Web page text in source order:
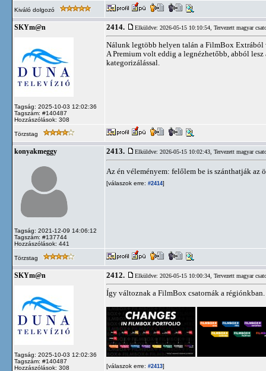
Kiváló dolgozó
SKYm@n
Tagság: 2025-10-03 12:02:36
Tagszám: #140487
Hozzászólások: 308
2414. Elküldve: 2026-05-15 10:10:54, Tervezett magyar
Nálunk legtöbb helyen talán a FilmBox
A Premium volt eddig a legnézhetőbb, abból
kategorizálással.
Törzstag
konyakmeggy
Tagság: 2021-12-09 14:06:12
Tagszám: #137744
Hozzászólások: 441
2413. Elküldve: 2026-05-15 10:02:43, Tervezett magyar
Az én véleményem: felőlem be is szánthatják az
[válaszok erre: #2414]
Törzstag
SKYm@n
Tagság: 2025-10-03 12:02:36
Tagszám: #140487
Hozzászólások: 308
2412. Elküldve: 2026-05-15 10:00:34, Tervezett magyar
Így változnak a FilmBox csatornák a
[válaszok erre: #2413]